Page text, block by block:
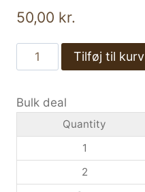
50,00 kr.
Rullet
bivokslys
Tilføj til kurv
Bulk deal
Quantity
1
2